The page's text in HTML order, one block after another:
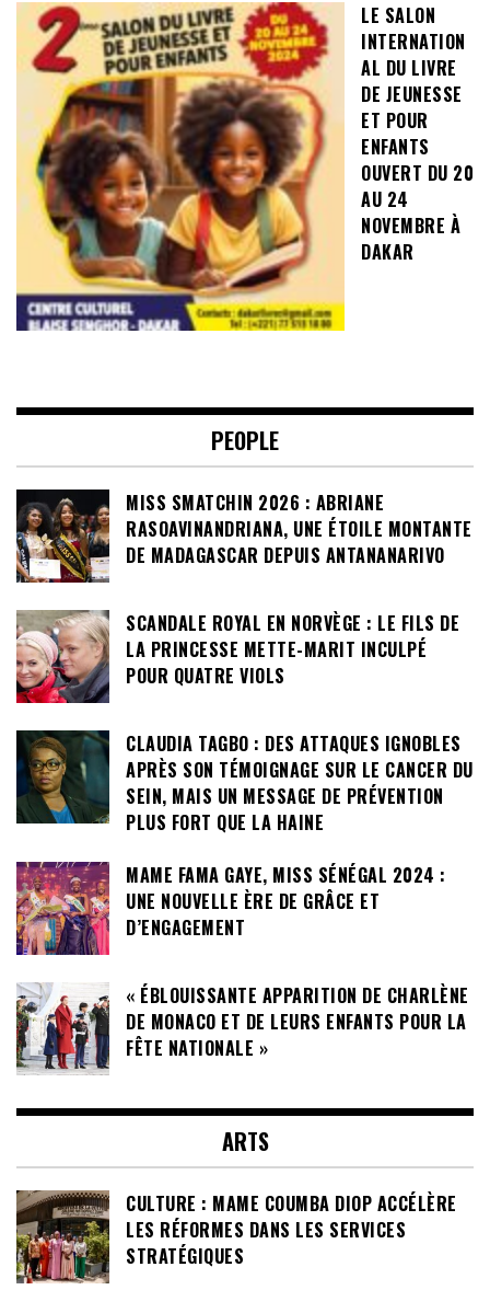
LE SALON
INTERNATION
AL DU LIVRE
DE JEUNESSE
ET POUR
ENFANTS
OUVERT DU 20
AU 24
NOVEMBRE À
DAKAR
PEOPLE
MISS SMATCHIN 2026 : ABRIANE
RASOAVINANDRIANA, UNE ÉTOILE MONTANTE
DE MADAGASCAR DEPUIS ANTANANARIVO
SCANDALE ROYAL EN NORVÈGE : LE FILS DE
LA PRINCESSE METTE-MARIT INCULPÉ
POUR QUATRE VIOLS
CLAUDIA TAGBO : DES ATTAQUES IGNOBLES
APRÈS SON TÉMOIGNAGE SUR LE CANCER DU
SEIN, MAIS UN MESSAGE DE PRÉVENTION
PLUS FORT QUE LA HAINE
MAME FAMA GAYE, MISS SÉNÉGAL 2024 :
UNE NOUVELLE ÈRE DE GRÂCE ET
D’ENGAGEMENT
« ÉBLOUISSANTE APPARITION DE CHARLÈNE
DE MONACO ET DE LEURS ENFANTS POUR LA
FÊTE NATIONALE »
ARTS
CULTURE : MAME COUMBA DIOP ACCÉLÈRE
LES RÉFORMES DANS LES SERVICES
STRATÉGIQUES